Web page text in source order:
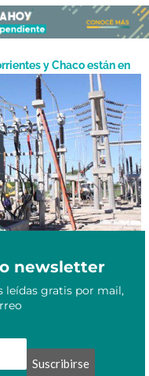
y Chaco están en
una obra clave en
newsletter
leídas gratis por mail,
Suscribirse